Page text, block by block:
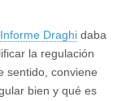
Informe Draghi daba
la regulación
sentido, conviene
bien y qué es